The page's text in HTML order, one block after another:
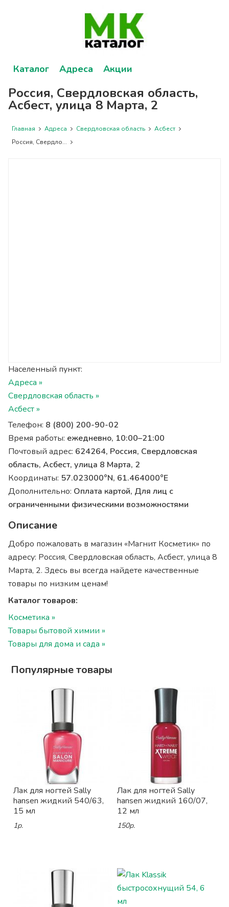
Каталог Адреса Акции
Россия, Свердловская область,
Асбест, улица 8 Марта, 2
Главная Адреса Свердловская область
Асбест
Россия, Свердло...
Населенный пункт:
Адреса »
Свердловская область »
Асбест »
Телефон: 8 (800) 200-90-02
Время работы: ежедневно, 10:00–21:00
Почтовый адрес: 624264, Россия, Свердловская
область, Асбест, улица 8 Марта, 2
Координаты: 57.023000°N, 61.464000°E
Дополнительно: Оплата картой, Для лиц с
ограниченными физическими возможностями
Описание
Добро пожаловать в магазин «Магнит Косметик» по
адресу: Россия, Свердловская область, Асбест, улица 8
Марта, 2. Здесь вы всегда найдете качественные
товары по низким ценам!
Каталог товаров:
Косметика »
Товары бытовой химии »
Товары для дома и сада »
Популярные товары
Лак для ногтей Sally
hansen жидкий 540/63,
15 мл
1р.
Лак для ногтей Sally
hansen жидкий 160/07,
12 мл
150р.